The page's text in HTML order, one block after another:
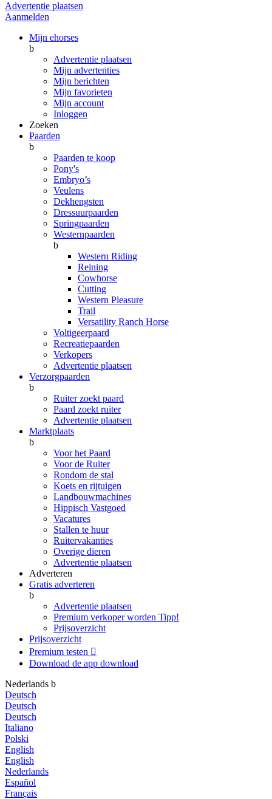
Advertentie plaatsen
Aanmelden
Mijn ehorses
b
Advertentie plaatsen
Mijn advertenties
Mijn berichten
Mijn favorieten
Mijn account
Inloggen
Zoeken
Paarden
b
Paarden te koop
Pony's
Embryo’s
Veulens
Dekhengsten
Dressuurpaarden
Springpaarden
Westernpaarden
b
Western Riding
Reining
Cowhorse
Cutting
Western Pleasure
Trail
Versatility Ranch Horse
Voltigeerpaard
Recreatiepaarden
Verkopers
Advertentie plaatsen
Verzorgpaarden
b
Ruiter zoekt paard
Paard zoekt ruiter
Advertentie plaatsen
Marktplaats
b
Voor het Paard
Voor de Ruiter
Rondom de stal
Koets en rijtuigen
Landbouwmachines
Hippisch Vastgoed
Vacatures
Stallen te huur
Ruitervakanties
Overige dieren
Advertentie plaatsen
Adverteren
Gratis adverteren
b
Advertentie plaatsen
Premium verkoper worden Tipp!
Prijsoverzicht
Prijsoverzicht
Premium testen 
Download de app download
Nederlands b
Deutsch
Deutsch
Deutsch
Italiano
Polski
English
English
Nederlands
Español
Français